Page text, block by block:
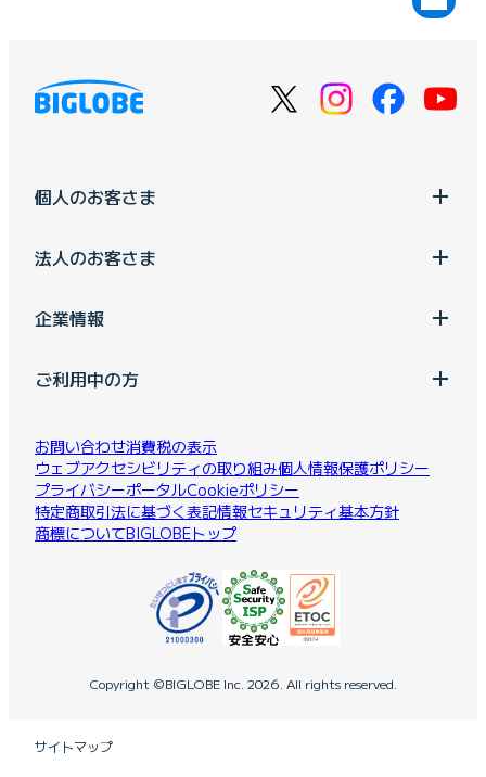
個人のお客さま
法人のお客さま
企業情報
ご利用中の方
お問い合わせ消費税の表示
ウェブアクセシビリティの取り組み個人情報保護ポリシー
プライバシーポータルCookieポリシー
特定商取引法に基づく表記情報セキュリティ基本方針
商標についてBIGLOBEトップ
Copyright ©BIGLOBE Inc. 2026. All rights reserved.
サイトマップ